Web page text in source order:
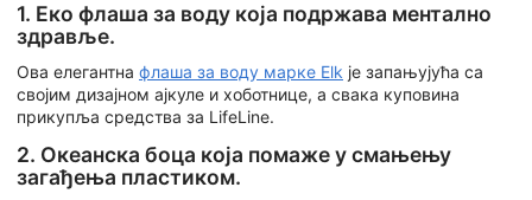
1. Еко флаша за воду која подржава ментално
здравље.
Ова елегантна флаша за воду марке Elk је запањујућа са
својим дизајном ајкуле и хоботнице, а свака куповина
прикупља средства за LifeLine.
2. Океанска боца која помаже у смањењу
загађења пластиком.